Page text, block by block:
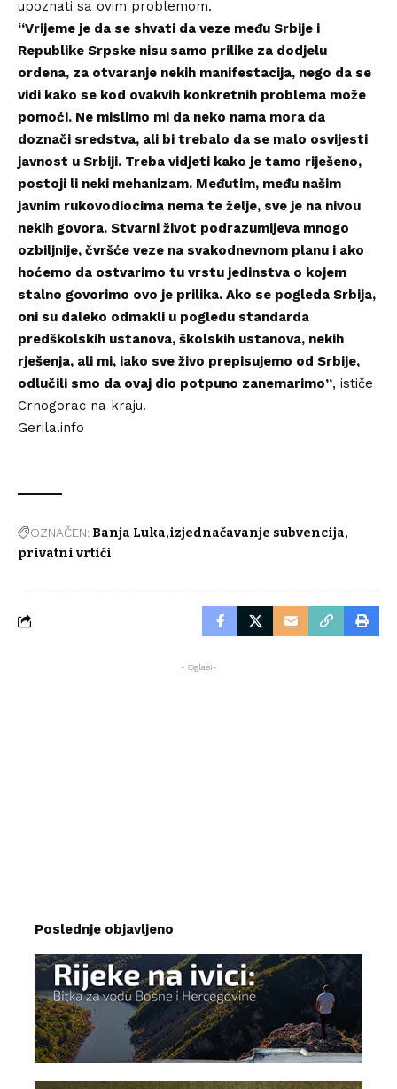
upoznati sa ovim problemom.
“Vrijeme je da se shvati da veze među Srbije i
Republike Srpske nisu samo prilike za dodjelu
ordena, za otvaranje nekih manifestacija, nego da se
vidi kako se kod ovakvih konkretnih problema može
pomoći. Ne mislimo mi da neko nama mora da
doznači sredstva, ali bi trebalo da se malo osvijesti
javnost u Srbiji. Treba vidjeti kako je tamo riješeno,
postoji li neki mehanizam. Međutim, među našim
javnim rukovodiocima nema te želje, sve je na nivou
nekih govora. Stvarni život podrazumijeva mnogo
ozbiljnije, čvršće veze na svakodnevnom planu i ako
hoćemo da ostvarimo tu vrstu jedinstva o kojem
stalno govorimo ovo je prilika. Ako se pogleda Srbija,
oni su daleko odmakli u pogledu standarda
predškolskih ustanova, školskih ustanova, nekih
rješenja, ali mi, iako sve živo prepisujemo od Srbije,
odlučili smo da ovaj dio potpuno zanemarimo”, ističe
Crnogorac na kraju.
Gerila.info
OZNAČEN: Banja Luka izjednačavanje subvencija
privatni vrtići
- Oglasi-
Poslednje objavljeno